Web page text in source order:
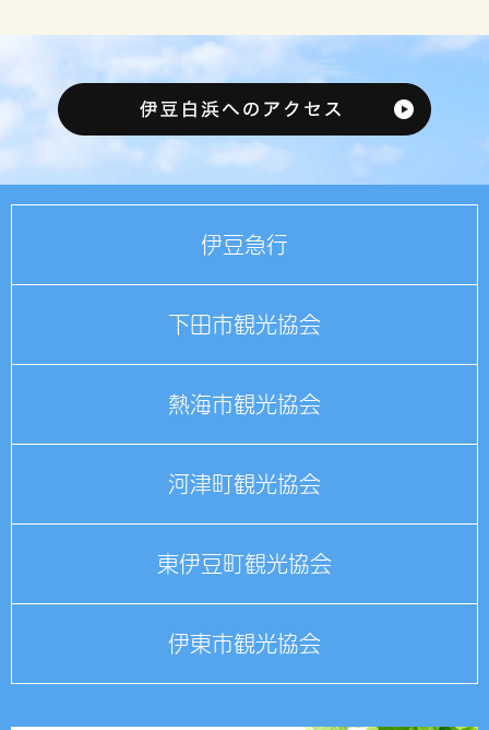
伊豆急行
下田市観光協会
熱海市観光協会
河津町観光協会
東伊豆町観光協会
伊東市観光協会